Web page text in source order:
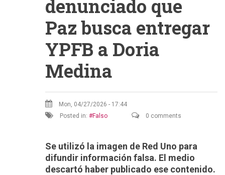
denunciado que
Paz busca entregar
YPFB a Doria
Medina
Mon, 04/27/2026 - 17:44
Posted in:
Falso 0 comments
Se utilizó la imagen de Red Uno para
difundir información falsa. El medio
descartó haber publicado ese contenido.